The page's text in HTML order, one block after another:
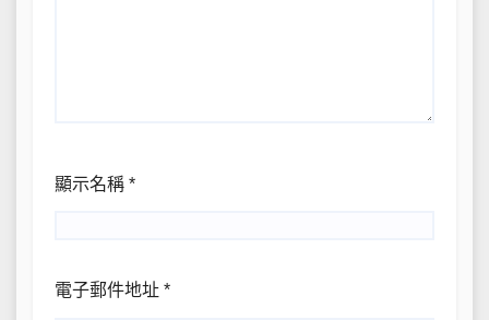
顯示名稱 *
電子郵件地址 *